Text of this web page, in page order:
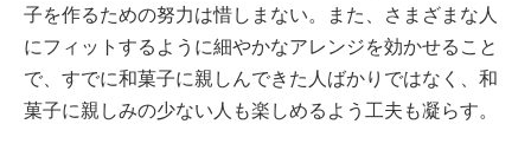
子を作るための努力は惜しまない。また、さまざまな人
にフィットするように細やかなアレンジを効かせること
で、すでに和菓子に親しんできた人ばかりではなく、和
菓子に親しみの少ない人も楽しめるよう工夫も凝らす。